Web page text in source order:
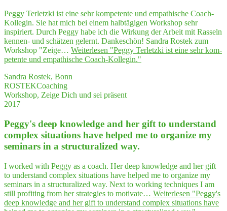
Peggy Terletzki ist eine sehr kompetente und empathische Coach-
Kollegin. Sie hat mich bei einem halbtägigen Workshop sehr
inspiriert. Durch Peggy habe ich die Wirkung der Arbeit mit Rasseln
kennen- und schätzen gelernt. Dankeschön! Sandra Rostek zum
Workshop "Zeige… Weiterlesen "Peg­gy Ter­letz­ki ist eine sehr kom­
pe­ten­te und empa­thi­sche Coach-Kollegin."
Sandra Rostek, Bonn
ROSTEKCoaching
Workshop, Zeige Dich und sei präsent
2017
Peggy's deep know­ledge and her gift to under­stand
com­plex situa­tions have hel­ped me to orga­ni­ze my
semi­nars in a struc­tu­ra­li­zed way.
I worked with Peggy as a coach. Her deep knowledge and her gift
to understand complex situations have helped me to organize my
seminars in a structuralized way. Next to working techniques I am
still profiting from her strategies to motivate… Weiterlesen "Peggy's
deep know­ledge and her gift to under­stand com­plex situa­tions have